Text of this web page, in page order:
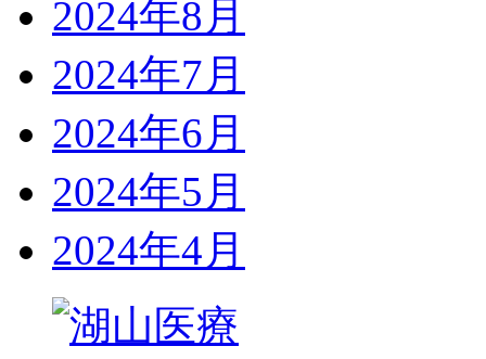
2024年8月
2024年7月
2024年6月
2024年5月
2024年4月